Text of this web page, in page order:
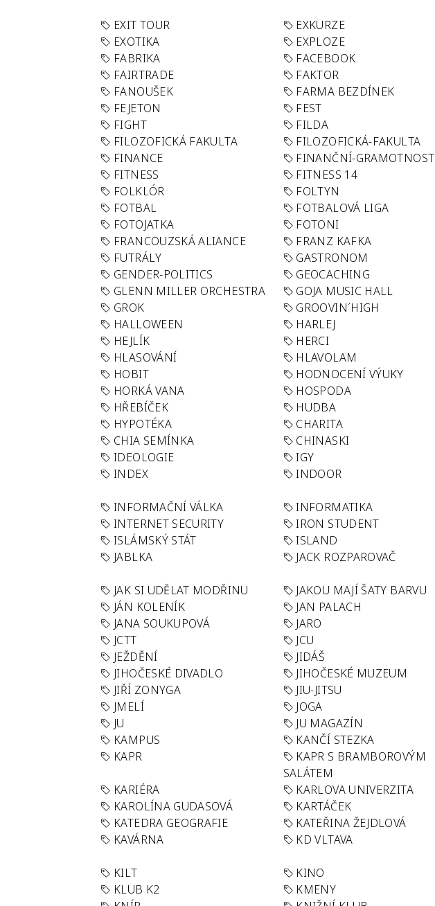
EXIT TOUR
EXKURZE
EXOTIKA
EXPLOZE
FABRIKA
FACEBOOK
FAIRTRADE
FAKTOR
FANOUŠEK
FARMA BEZDÍNEK
FEJETON
FEST
FIGHT
FILDA
FILOZOFICKÁ FAKULTA
FILOZOFICKÁ-FAKULTA
FINANCE
FINANČNÍ-GRAMOTNOST
FITNESS
FITNESS 14
FOLKLÓR
FOLTYN
FOTBAL
FOTBALOVÁ LIGA
FOTOJATKA
FOTONI
FRANCOUZSKÁ ALIANCE
FRANZ KAFKA
FUTRÁLY
GASTRONOM
GENDER-POLITICS
GEOCACHING
GLENN MILLER ORCHESTRA
GOJA MUSIC HALL
GROK
GROOVIN´HIGH
HALLOWEEN
HARLEJ
HEJLÍK
HERCI
HLASOVÁNÍ
HLAVOLAM
HOBIT
HODNOCENÍ VÝUKY
HORKÁ VANA
HOSPODA
HŘEBÍČEK
HUDBA
HYPOTÉKA
CHARITA
CHIA SEMÍNKA
CHINASKI
IDEOLOGIE
IGY
INDEX
INDOOR
INFORMAČNÍ VÁLKA
INFORMATIKA
INTERNET SECURITY
IRON STUDENT
ISLÁMSKÝ STÁT
ISLAND
JABLKA
JACK ROZPAROVAČ
JAK SI UDĚLAT MODŘINU
JAKOU MAJÍ ŠATY BARVU
JÁN KOLENÍK
JAN PALACH
JANA SOUKUPOVÁ
JARO
JCTT
JCU
JEŽDĚNÍ
JIDÁŠ
JIHOČESKÉ DIVADLO
JIHOČESKÉ MUZEUM
JIŘÍ ZONYGA
JIU-JITSU
JMELÍ
JOGA
JU
JU MAGAZÍN
KAMPUS
KANČÍ STEZKA
KAPR
KAPR S BRAMBOROVÝM
SALÁTEM
KARIÉRA KARLOVA UNIVERZITA
KAROLÍNA GUDASOVÁ
KARTÁČEK
KATEDRA GEOGRAFIE
KATEŘINA ŽEJDLOVÁ
KAVÁRNA
KD VLTAVA
KILT KINO
KLUB K2
KMENY